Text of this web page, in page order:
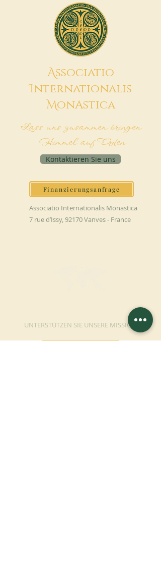
Associatio
Internationalis
MonAstica
Lass uns zusammen bringen
Himmel auf Erden
Kontaktieren Sie uns
Finanzierungsanfrage
Associatio Internationalis Monastica
7 rue d’Issy, 92170 Vanves - France
JETZT SPENDEN
UNTERSTÜTZEN SIE UNSERE MISSION